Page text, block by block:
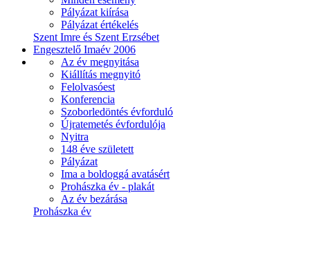
Pályázat kiírása
Pályázat értékelés
Szent Imre és Szent Erzsébet
Engesztelő Imaév 2006
Az év megnyitása
Kiállítás megnyitó
Felolvasóest
Konferencia
Szoborledöntés évforduló
Újratemetés évfordulója
Nyitra
148 éve született
Pályázat
Ima a boldoggá avatásért
Prohászka év - plakát
Az év bezárása
Prohászka év